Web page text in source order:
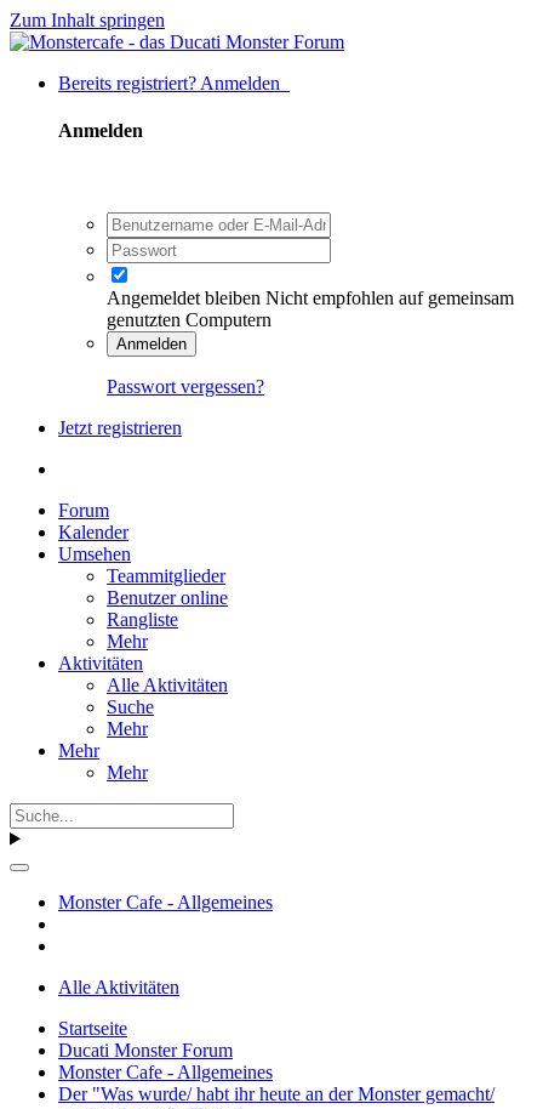
Zum Inhalt springen
Bereits registriert? Anmelden
Anmelden
Angemeldet bleiben Nicht empfohlen auf gemeinsam
genutzten Computern
Anmelden
Passwort vergessen?
Jetzt registrieren
Forum
Kalender
Umsehen
Teammitglieder
Benutzer online
Rangliste
Mehr
Aktivitäten
Alle Aktivitäten
Suche
Mehr
Mehr
Mehr
Monster Cafe - Allgemeines
Alle Aktivitäten
Startseite
Ducati Monster Forum
Monster Cafe - Allgemeines
Der "Was wurde/ habt ihr heute an der Monster gemacht/